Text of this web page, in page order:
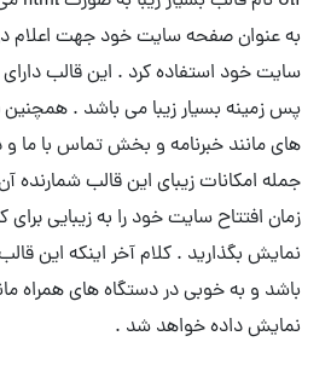
به عنوان صفحه سایت خود جهت
های مانند خبرنامه و بخش تماس با ما و
جمله امکانات زیبای این قالب شمارنده
زمان افتتاح سایت خود را به زیبایی
نمایش بگذارید . کلام آخر اینکه این
باشد و به خوبی در دستگاه های همراه
نمایش داده خواهد شد .